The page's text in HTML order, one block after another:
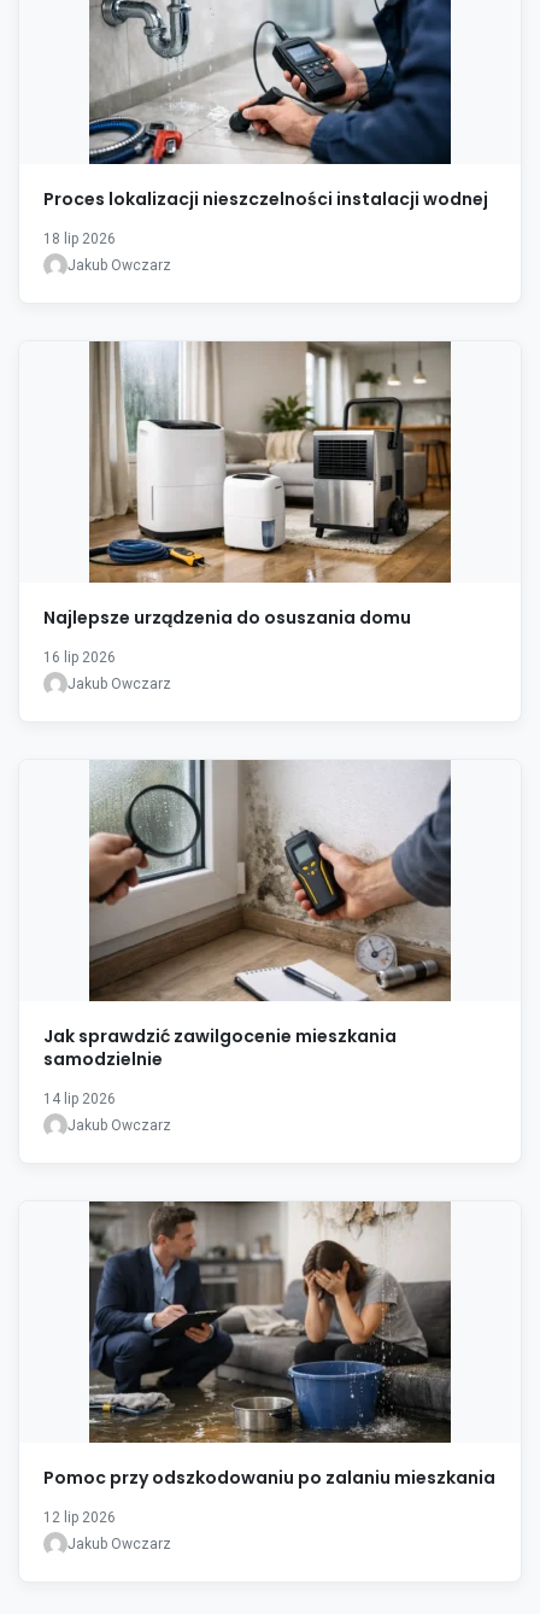
Proces lokalizacji nieszczelności instalacji wodnej
18 lip 2026
Jakub Owczarz
Najlepsze urządzenia do osuszania domu
16 lip 2026
Jakub Owczarz
Jak sprawdzić zawilgocenie mieszkania
samodzielnie
14 lip 2026
Jakub Owczarz
Pomoc przy odszkodowaniu po zalaniu mieszkania
12 lip 2026
Jakub Owczarz